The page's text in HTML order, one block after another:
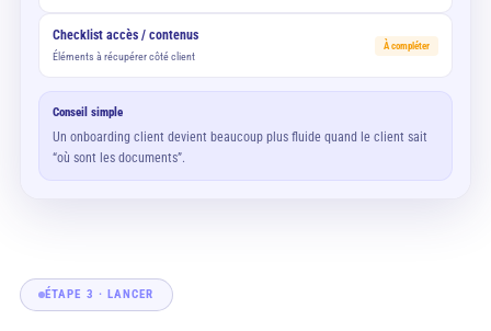
Checklist accès / contenus
Éléments à récupérer côté client
À compléter
Conseil simple
Un onboarding client devient beaucoup plus fluide quand le client sait
“où sont les documents”.
ÉTAPE 3 · LANCER